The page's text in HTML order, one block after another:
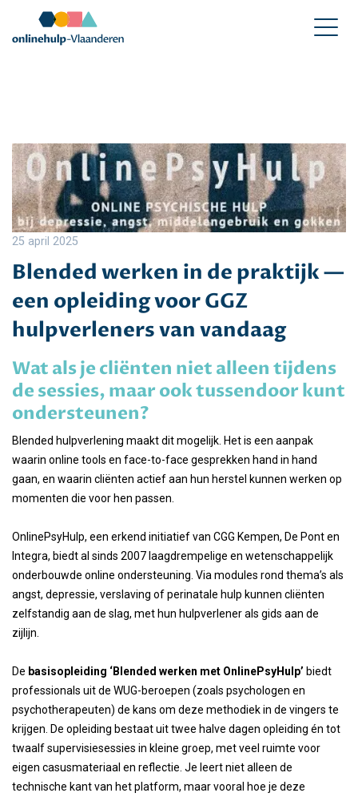
25 april 2025
Blended werken in de praktijk —
een opleiding voor GGZ
hulpverleners van vandaag
Wat als je cliënten niet alleen tijdens
de sessies, maar ook tussendoor kunt
ondersteunen?
Blended hulpverlening maakt dit mogelijk. Het is een aanpak
waarin online tools en face-to-face gesprekken hand in hand
gaan, en waarin cliënten actief aan hun herstel kunnen werken op
momenten die voor hen passen.
OnlinePsyHulp, een erkend initiatief van CGG Kempen, De Pont en
Integra, biedt al sinds 2007 laagdrempelige en wetenschappelijk
onderbouwde online ondersteuning. Via modules rond thema’s als
angst, depressie, verslaving of perinatale hulp kunnen cliënten
zelfstandig aan de slag, met hun hulpverlener als gids aan de
zijlijn.
De basisopleiding ‘Blended werken met OnlinePsyHulp’ biedt
professionals uit de WUG-beroepen (zoals psychologen en
psychotherapeuten) de kans om deze methodiek in de vingers te
krijgen. De opleiding bestaat uit twee halve dagen opleiding én tot
twaalf supervisiesessies in kleine groep, met veel ruimte voor
eigen casusmateriaal en reflectie. Je leert niet alleen de
technische kant van het platform, maar vooral hoe je deze